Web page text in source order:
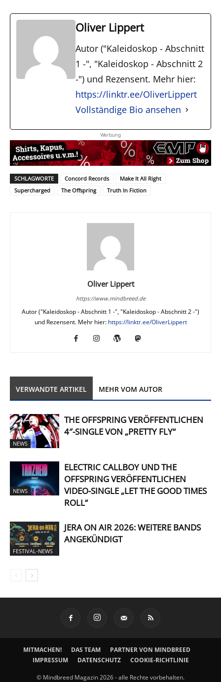
Oliver Lippert
Autor ("Kaleidoskop - Abschnitt
1 -", "Kaleidoskop - Abschnitt 2
-") und Rezensent. Mehr hier:
https://linktr.ee/OliverLippert
Vollständige Bio ansehen
Werbung
SCHLAGWORTE Concord Records
Make It All Right
Supercharged
The Offspring Truth In Fiction
Oliver Lippert
https://www.mindbreed.de
Autor ("Kaleidoskop - Abschnitt 1 -", "Kaleidoskop - Abschnitt 2 -")
und Rezensent. Mehr hier: https://linktr.ee/OliverLippert
VERWANDTE ARTIKEL MEHR VOM AUTOR
NEWS
THE OFFSPRING VERÖFFENTLICHEN
4″-SINGLE VON „PRETTY FLY“
NEWS
ELECTRIC CALLBOY UND THE
OFFSPRING VERÖFFENTLICHEN
VIDEO-SINGLE „LET THE GOOD TIMES
ROLL“
FESTIVAL-NEWS
JERA ON AIR 2026: WEITERE BANDS
ANGEKÜNDIGT
MITMACHEN! DAS TEAM
PARTNER VON MINDBREED
IMPRESSUM
DATENSCHUTZ COOKIE-RICHTLINIE
© Mindbreed Magazin 2026 - alle Rechte vorbehalten.